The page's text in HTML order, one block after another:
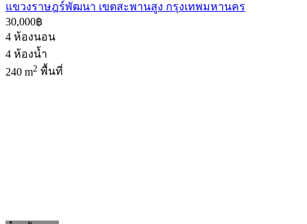
แขวงราษฎร์พัฒนา เขตสะพานสูง กรุงเทพมหานคร
30,000฿
4 ห้องนอน
4 ห้องน้ำ
240 m2 พื้นที่